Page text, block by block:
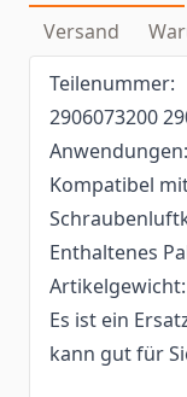
Versand
Teilenummer:
2906073200
Anwendungen:
Kompatibel
Enthaltenes
Es ist ein
kann gut für